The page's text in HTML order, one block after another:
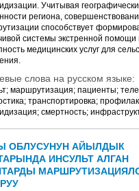
Учитывая
региона,
способствует
системы экстренной
медицинских услуг для
слова на русском языке:
маршрутизация; пациенты;
транспортировка;
смертность;
ОБЛУСУНУН АЙЫЛДЫК
ИНСУЛЬТ АЛГАН